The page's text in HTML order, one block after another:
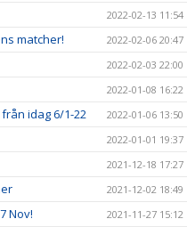
2022-02-13 11:54
matcher! 2022-02-06 20:47
2022-02-03 22:00
2022-01-08 16:22
idag 6/1-22 2022-01-06 13:50
2022-01-01 19:37
2021-12-18 17:27
2021-12-02 18:49
Nov! 2021-11-27 15:12